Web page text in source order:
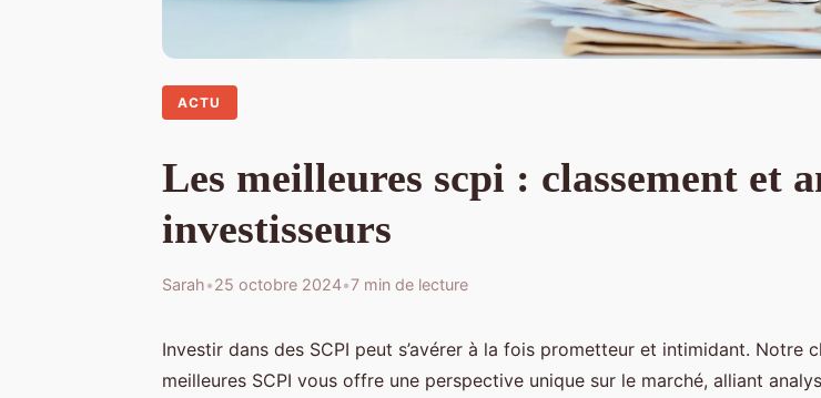
ACTU
Les meilleures scpi : classement et
investisseurs
Sarah•25 octobre 2024•7 min de lecture
Investir dans des SCPI peut s’avérer à la fois prometteur et intimidant. Notre
meilleures SCPI vous offre une perspective unique sur le marché, alliant